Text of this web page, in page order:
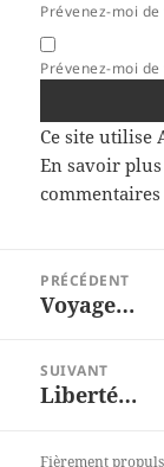
Prévenez-moi
Prévenez-moi
Ce site utilise
En savoir
l’article
PRÉCÉDENT
Article
Voyage…
SUIVANT
Article
Liberté…
Fièrement